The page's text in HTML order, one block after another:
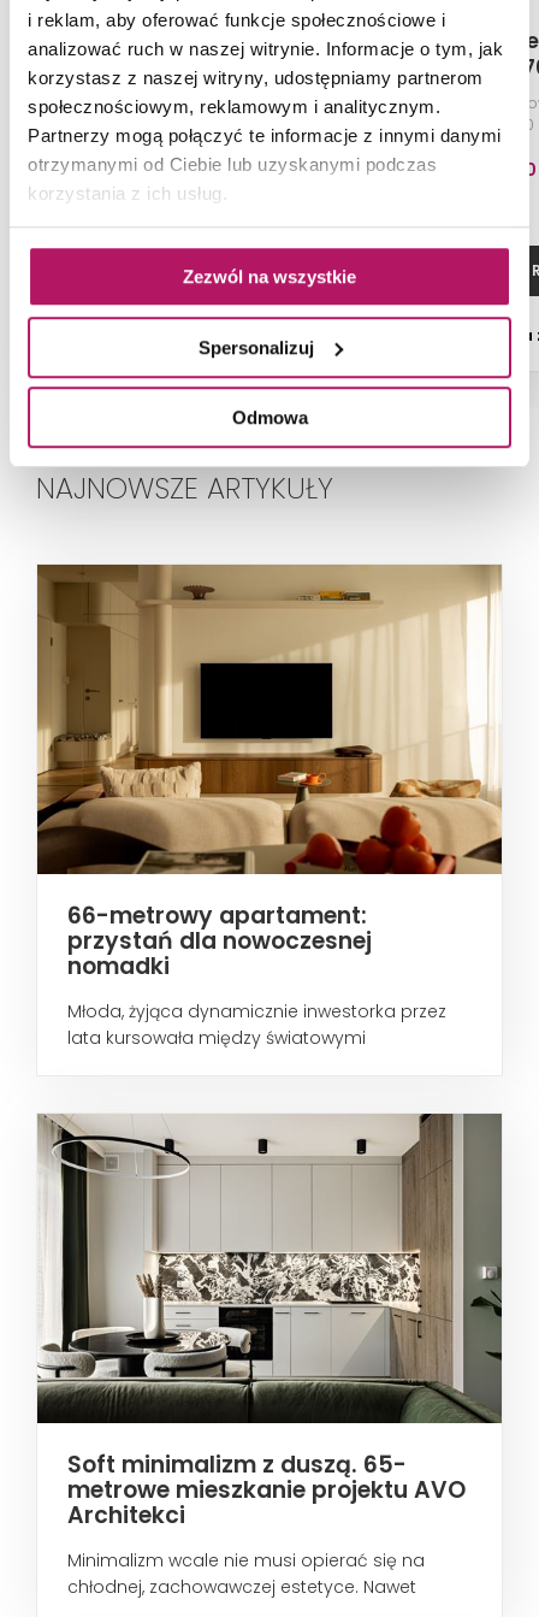
i reklam, aby oferować funkcje społecznościowe i
analizować ruch w naszej witrynie. Informacje o tym, jak
korzystasz z naszej witryny, udostępniamy partnerom
społecznościowym, reklamowym i analitycznym.
Partnerzy mogą połączyć te informacje z innymi danymi
otrzymanymi od Ciebie lub uzyskanymi podczas
korzystania z ich usług.
Zezwól na wszystkie
Spersonalizuj
Odmowa
Hansgrohe Rebris E
72213670
Jednouchwytowa bateria
bidetowa z metalowym
kompletem odpływowym, czarny
matowy
ZOBACZ PRODUKT
umywalkowa
ZOBACZ
NAJNOWSZE ARTYKUŁY
66-metrowy apartament:
przystań dla nowoczesnej
nomadki
Młoda, żyjąca dynamicznie inwestorka przez
lata kursowała między światowymi
Soft minimalizm z duszą. 65-
metrowe mieszkanie projektu AVO
Architekci
Minimalizm wcale nie musi opierać się na
chłodnej, zachowawczej estetyce. Nawet